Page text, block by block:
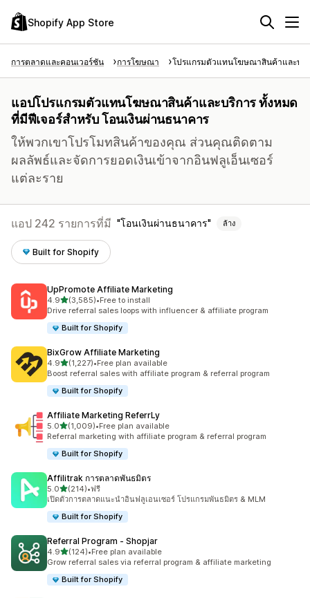
Shopify App Store
การตลาดและคอนเวอร์ชัน การโฆษณา โปรแกรมตัวแทนโฆษณาสินค้าและบริ
แอปโปรแกรมตัวแทนโฆษณาสินค้าและบริการ ทั้งหมด
ที่มีฟีเจอร์สำหรับ โอนเงินผ่านธนาคาร
ให้พวกเขาโปรโมทสินค้าของคุณ ส่วนคุณติดตาม
ผลลัพธ์และจัดการยอดเงินเข้าจากอินฟลูเอ็นเซอร์
แต่ละราย
แอป 242 รายการที่มี โอนเงินผ่านธนาคาร ล้าง
Built for Shopify
UpPromote Affiliate Marketing
4.9เต็ม 5 ดาว
(3,585)
ทั้งหมด 3585 รีวิว
•Free to install
Drive referral sales loops with influencer & affiliate program
Built for Shopify
BixGrow Affiliate Marketing
4.9เต็ม 5 ดาว
(1,227)
ทั้งหมด 1227 รีวิว
•Free plan available
Boost referral sales with affiliate program & referral program
Built for Shopify
Affiliate Marketing ReferrLy
5.0เต็ม 5 ดาว
(1,009)
ทั้งหมด 1009 รีวิว
•Free plan available
Referral marketing with affiliate program & referral program
Built for Shopify
Affilitrak การตลาดพันธมิตร
5.0เต็ม 5 ดาว
(214)
ทั้งหมด 214 รีวิว
•ฟรี
เปิดตัวการตลาดแนะนำอินฟลูเอนเซอร์ โปรแกรมพันธมิตร & MLM
Built for Shopify
Referral Program ‑ Shopjar
4.9เต็ม 5 ดาว
(124)
ทั้งหมด 124 รีวิว
•Free plan available
Grow referral sales via referral program & affiliate marketing
Built for Shopify